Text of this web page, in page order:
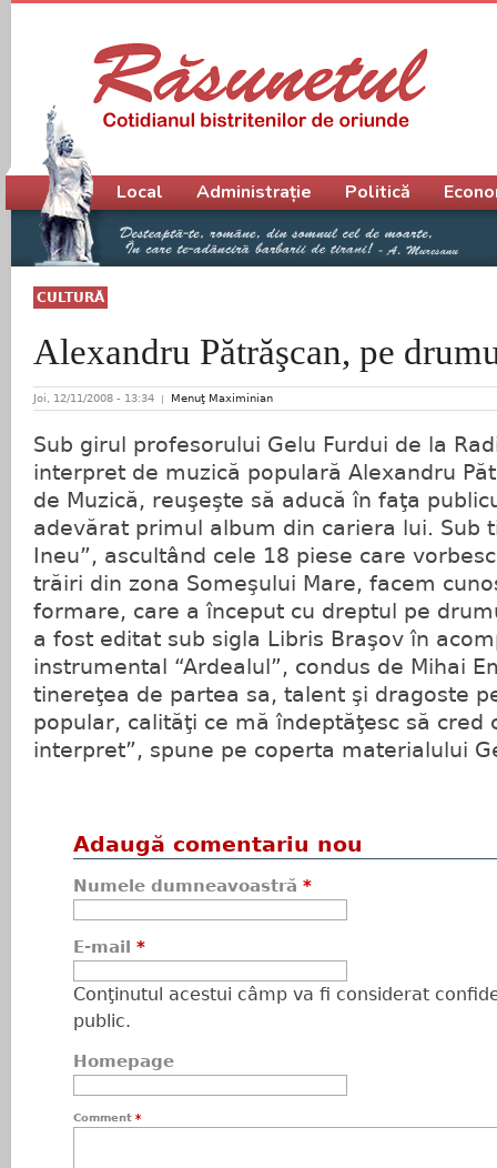
CULTURĂ
Alexandru Pătrăşcan, pe
Joi, 12/11/2008 - 13:34 Menuţ Maximinian
Sub girul profesorului Gelu Furdui de la
interpret de muzică populară Alexandru
de Muzică, reuşeşte să aducă în faţa
adevărat primul album din cariera lui. Sub
Ineu”, ascultând cele 18 piese care
trăiri din zona Someşului Mare, facem
formare, care a început cu dreptul pe
a fost editat sub sigla Libris Braşov în
instrumental “Ardealul”, condus de Mihai
tinereţea de partea sa, talent şi dragoste
popular, calităţi ce mă îndeptăţesc să cred
interpret”, spune pe coperta materialului
Adaugă comentariu nou
Numele dumneavoastră *
E-mail *
Conţinutul acestui câmp va fi considerat
public.
Homepage
Comment *
Meniu principal
Local Administrație Politică